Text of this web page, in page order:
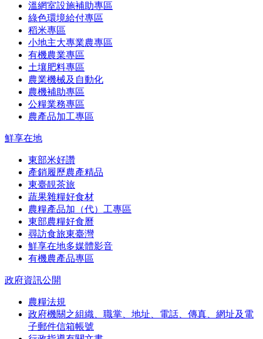
溫網室設施補助專區
綠色環境給付專區
稻米專區
小地主大專業農專區
有機農業專區
土壤肥料專區
農業機械及自動化
農機補助專區
公糧業務專區
農產品加工專區
鮮享在地
東部米好讚
產銷履歷農產精品
東臺靚茶旅
蔬果雜糧好食材
農糧產品加（代）工專區
東部農糧好食曆
尋訪食旅東臺灣
鮮享在地多媒體影音
有機農產品專區
政府資訊公開
農糧法規
政府機關之組織、職掌、地址、電話、傳真、網址及電
子郵件信箱帳號